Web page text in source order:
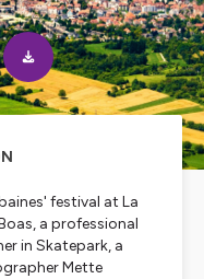
festival at La
a professional
in Skatepark, a
Mette